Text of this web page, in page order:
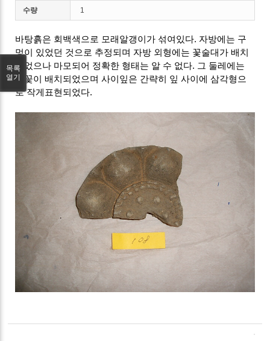
수량 1
바탕흙은 회백색으로 모래알갱이가 섞여있다. 자방에는 구
멍이 있었던 것으로 추정되며 자방 외형에는 꽃술대가 배치
되었으나 마모되어 정확한 형태는 알 수 없다. 그 둘레에는
연꽃이 배치되었으며 사이잎은 간략히 잎 사이에 삼각형으
로 작게표현되었다.
목록
열기